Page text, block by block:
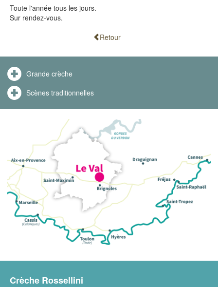
Toute l'année tous les jours.
Sur rendez-vous.
Retour
Grande crèche
Scènes traditionnelles
Crèche Rossellini